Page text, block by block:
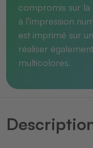
compromis sur la
à l’impression
est imprimé sur
réaliser
multicolores.